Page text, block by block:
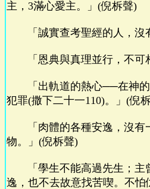
主，3滿心愛主。」(倪柝聲)
「誠實查考聖經的人，沒
「恩典與真理並行，不可
「出軌道的熱心──在神的
犯罪(撒下二十一110)。」(倪
「肉體的各種安逸，沒有
物。」(倪柝聲)
「學生不能高過先生；主
逸，也不去故意找苦喫。不